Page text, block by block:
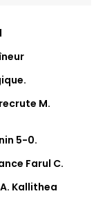
M.
5-0.
Farul C.
Kallithea